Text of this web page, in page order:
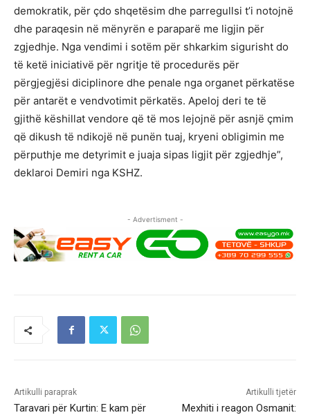
demokratik, për çdo shqetësim dhe parregullsi t’i notojnë
dhe paraqesin në mënyrën e paraparë me ligjin për
zgjedhje. Nga vendimi i sotëm për shkarkim sigurisht do
të ketë iniciativë për ngritje të procedurës për
përgjegjësi diciplinore dhe penale nga organet përkatëse
për antarët e vendvotimit përkatës. Apeloj deri te të
gjithë këshillat vendore që të mos lejojnë për asnjë çmim
që dikush të ndikojë në punën tuaj, kryeni obligimin me
përputhje me detyrimit e juaja sipas ligjit për zgjedhje”,
deklaroi Demiri nga KSHZ.
- Advertisment -
Artikulli paraprak
Taravari për Kurtin: E kam për
Artikulli tjetër
Mexhiti i reagon Osmanit: